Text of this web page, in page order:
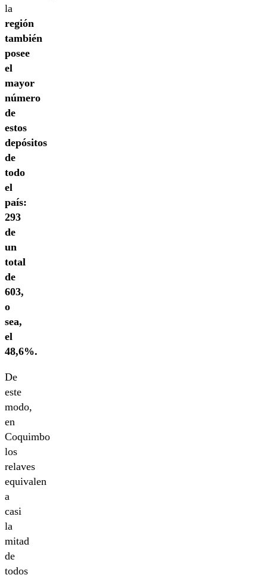
la
región
también
posee
el
mayor
número
de
estos
depósitos
de
todo
el
país:
293
de
un
total
de
603,
o
sea,
el
48,6%.
De
este
modo,
en
Coquimbo
los
relaves
equivalen
a
casi
la
mitad
de
todos